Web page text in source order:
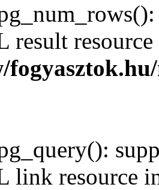
result
link resource